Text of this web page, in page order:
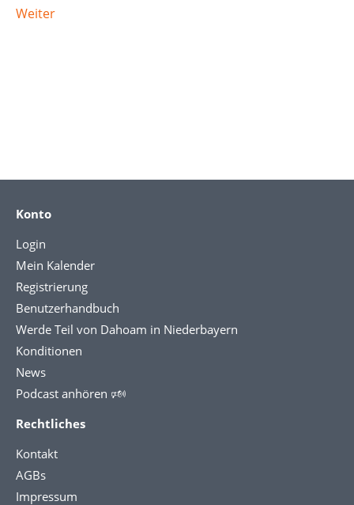
Weiter
Konto
Login
Mein Kalender
Registrierung
Benutzerhandbuch
Werde Teil von Dahoam in Niederbayern
Konditionen
News
Podcast anhören 🕬
Rechtliches
Kontakt
AGBs
Impressum